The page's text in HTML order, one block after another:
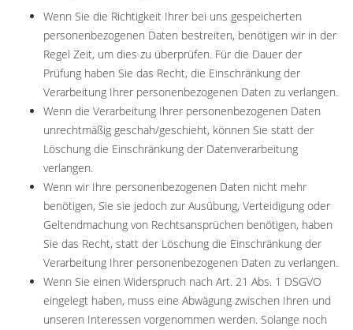
Wenn Sie die Richtigkeit Ihrer bei uns gespeicherten
personenbezogenen Daten bestreiten, benötigen wir in der
Regel Zeit, um dies zu überprüfen. Für die Dauer der
Prüfung haben Sie das Recht, die Einschränkung der
Verarbeitung Ihrer personenbezogenen Daten zu verlangen.
Wenn die Verarbeitung Ihrer personenbezogenen Daten
unrechtmäßig geschah/geschieht, können Sie statt der
Löschung die Einschränkung der Datenverarbeitung
verlangen.
Wenn wir Ihre personenbezogenen Daten nicht mehr
benötigen, Sie sie jedoch zur Ausübung, Verteidigung oder
Geltendmachung von Rechtsansprüchen benötigen, haben
Sie das Recht, statt der Löschung die Einschränkung der
Verarbeitung Ihrer personenbezogenen Daten zu verlangen.
Wenn Sie einen Widerspruch nach Art. 21 Abs. 1 DSGVO
eingelegt haben, muss eine Abwägung zwischen Ihren und
unseren Interessen vorgenommen werden. Solange noch